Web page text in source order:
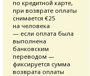
по кредитной карте,
при возврате оплаты
снимается €25
на человека
— если оплата была
выполнена
банковским
переводом —
фиксируется сумма
возврата оплаты